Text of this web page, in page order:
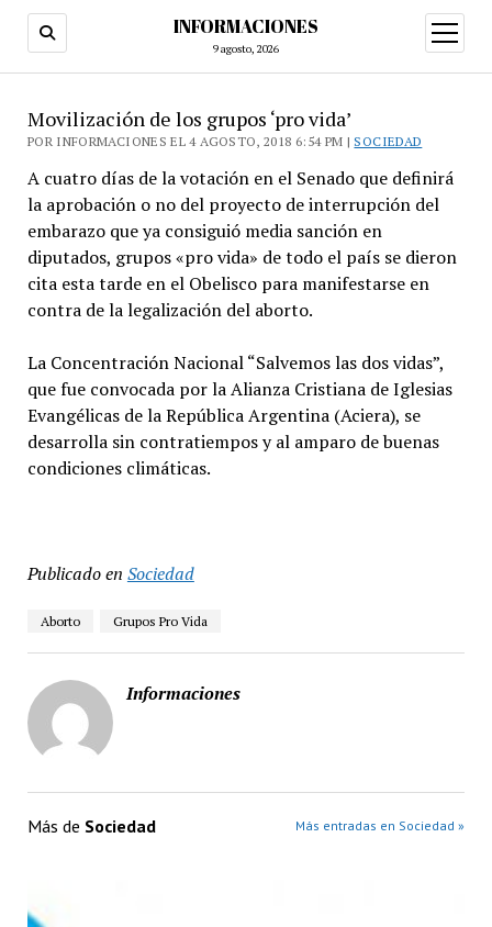
INFORMACIONES
9 agosto, 2026
abrir
menú
Movilización de los grupos ‘pro vida’
POR INFORMACIONES EL 4 AGOSTO, 2018 6:54 PM | SOCIEDAD
A cuatro días de la votación en el Senado que definirá
la aprobación o no del proyecto de interrupción del
embarazo que ya consiguió media sanción en
diputados, grupos «pro vida» de todo el país se dieron
cita esta tarde en el Obelisco para manifestarse en
contra de la legalización del aborto.
La Concentración Nacional “Salvemos las dos vidas”,
que fue convocada por la Alianza Cristiana de Iglesias
Evangélicas de la República Argentina (Aciera), se
desarrolla sin contratiempos y al amparo de buenas
condiciones climáticas.
Publicado en Sociedad
Aborto Grupos Pro Vida
Informaciones
Más de Sociedad Más entradas en Sociedad »